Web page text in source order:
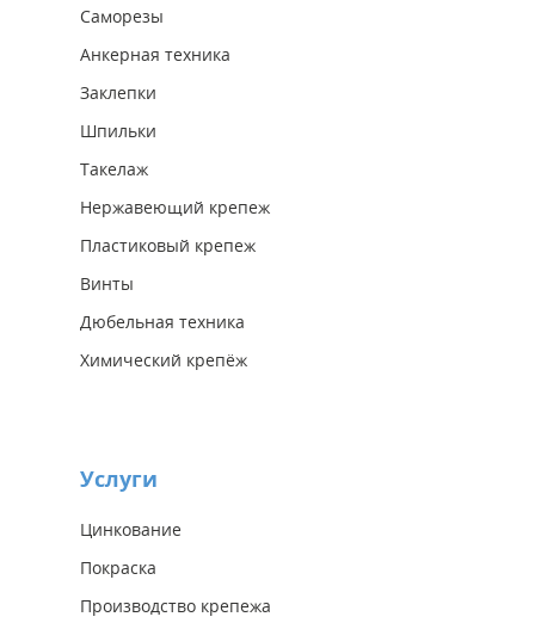
Саморезы
Анкерная техника
Заклепки
Шпильки
Такелаж
Нержавеющий крепеж
Пластиковый крепеж
Винты
Дюбельная техника
Химический крепёж
Услуги
Цинкование
Покраска
Производство крепежа